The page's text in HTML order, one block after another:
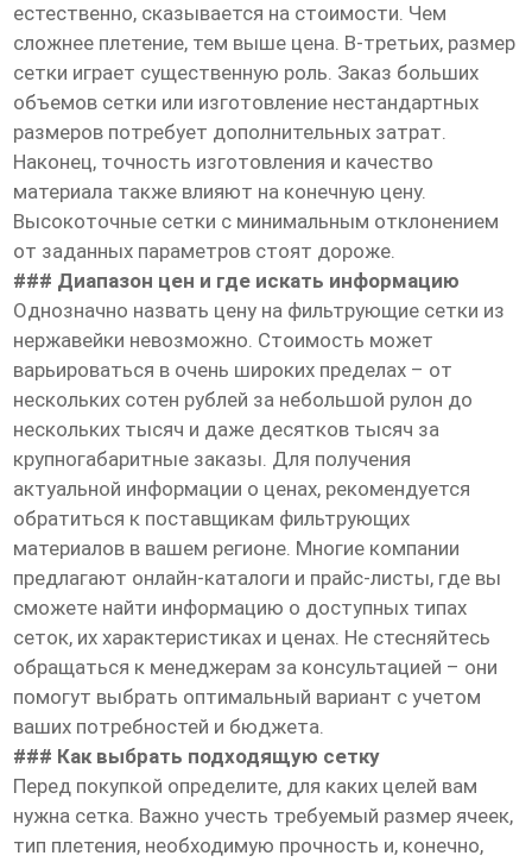
естественно, сказывается на стоимости. Чем
сложнее плетение, тем выше цена. В-третьих, размер
сетки играет существенную роль. Заказ больших
объемов сетки или изготовление нестандартных
размеров потребует дополнительных затрат.
Наконец, точность изготовления и качество
материала также влияют на конечную цену.
Высокоточные сетки с минимальным отклонением
от заданных параметров стоят дороже.
### Диапазон цен и где искать информацию
Однозначно назвать цену на фильтрующие сетки из
нержавейки невозможно. Стоимость может
варьироваться в очень широких пределах – от
нескольких сотен рублей за небольшой рулон до
нескольких тысяч и даже десятков тысяч за
крупногабаритные заказы. Для получения
актуальной информации о ценах, рекомендуется
обратиться к поставщикам фильтрующих
материалов в вашем регионе. Многие компании
предлагают онлайн-каталоги и прайс-листы, где вы
сможете найти информацию о доступных типах
сеток, их характеристиках и ценах. Не стесняйтесь
обращаться к менеджерам за консультацией – они
помогут выбрать оптимальный вариант с учетом
ваших потребностей и бюджета.
### Как выбрать подходящую сетку
Перед покупкой определите, для каких целей вам
нужна сетка. Важно учесть требуемый размер ячеек,
тип плетения, необходимую прочность и, конечно,